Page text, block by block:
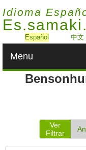
Idioma
Español 中文
Menu
Ver
Filtrar